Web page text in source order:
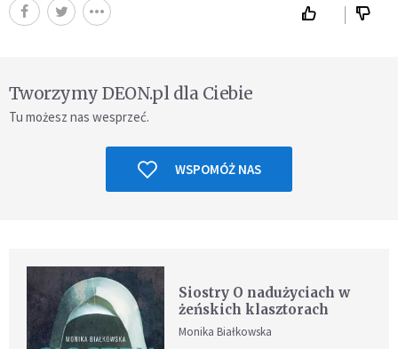
Tworzymy DEON.pl dla Ciebie
Tu możesz nas wesprzeć.
WSPOMÓŻ NAS
Siostry O nadużyciach w
żeńskich klasztorach
Monika Białkowska